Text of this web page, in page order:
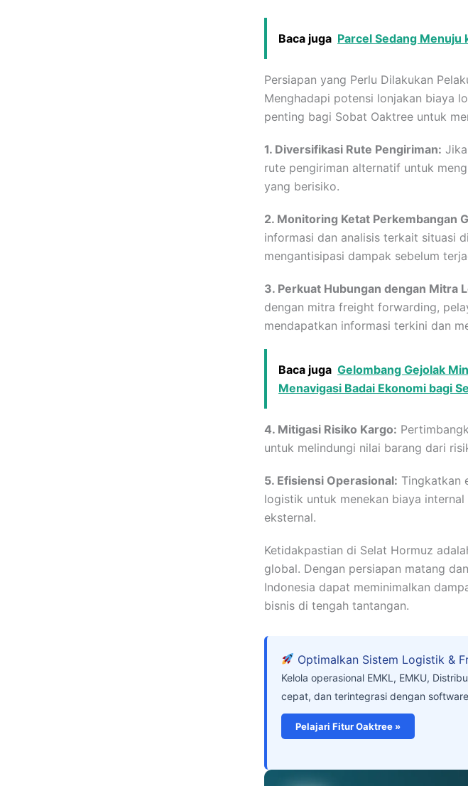
Baca juga Parcel Sedang Menuju
Persiapan yang Perlu Dilakukan
Menghadapi potensi lonjakan biaya
penting bagi Sobat Oaktree untuk
1. Diversifikasi Rute Pengiriman:
rute pengiriman alternatif untuk
yang berisiko.
2. Monitoring Ketat Perkembangan
informasi dan analisis terkait situasi
mengantisipasi dampak sebelum
3. Perkuat Hubungan dengan Mitra
dengan mitra freight forwarding,
mendapatkan informasi terkini dan
Baca juga Gelombang Gejolak
Menavigasi Badai Ekonomi bagi
4. Mitigasi Risiko Kargo:
untuk melindungi nilai barang dari
5. Efisiensi Operasional: Tingkatkan
logistik untuk menekan biaya
eksternal.
Ketidakpastian di Selat Hormuz
global. Dengan persiapan matang
Indonesia dapat meminimalkan
bisnis di tengah tantangan.
Optimalkan Sistem Logistik &
Kelola operasional EMKL, EMKU,
cepat, dan terintegrasi dengan
Pelajari Fitur Oaktree »